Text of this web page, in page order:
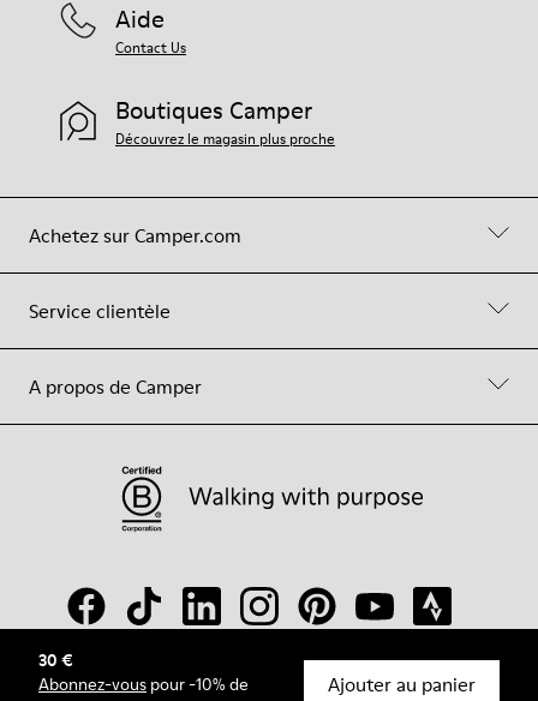
30 €
Abonnez-vous pour -10% de
Ajouter au panier
Achetez sur Camper.com
Service clientèle
A propos de Camper
Aide
Contact Us
Boutiques Camper
Découvrez le magasin plus proche
© Camper, 2026